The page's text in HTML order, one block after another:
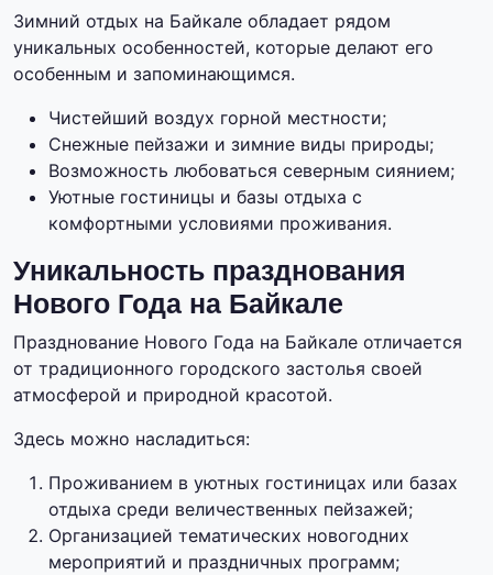
Зимний отдых на Байкале обладает рядом
уникальных особенностей, которые делают его
особенным и запоминающимся.
Чистейший воздух горной местности;
Снежные пейзажи и зимние виды природы;
Возможность любоваться северным сиянием;
Уютные гостиницы и базы отдыха с
комфортными условиями проживания.
Уникальность празднования
Нового Года на Байкале
Празднование Нового Года на Байкале отличается
от традиционного городского застолья своей
атмосферой и природной красотой.
Здесь можно насладиться:
Проживанием в уютных гостиницах или базах
отдыха среди величественных пейзажей;
Организацией тематических новогодних
мероприятий и праздничных программ;